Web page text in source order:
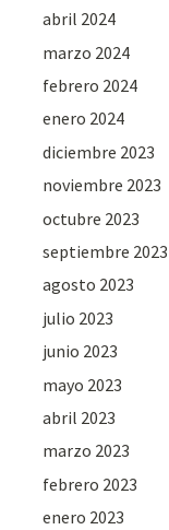
abril 2024
marzo 2024
febrero 2024
enero 2024
diciembre 2023
noviembre 2023
octubre 2023
septiembre 2023
agosto 2023
julio 2023
junio 2023
mayo 2023
abril 2023
marzo 2023
febrero 2023
enero 2023